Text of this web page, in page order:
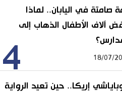
4
صامتة في اليابان.. لماذا
آلاف الأطفال الذهاب إلى
18/07/
إريكا.. حين تعيد الرواية